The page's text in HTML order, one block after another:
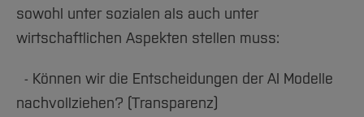
sowohl unter sozialen als auch unter
wirtschaftlichen Aspekten stellen muss:
- Können wir die Entscheidungen der AI Modelle
nachvollziehen? (Transparenz)